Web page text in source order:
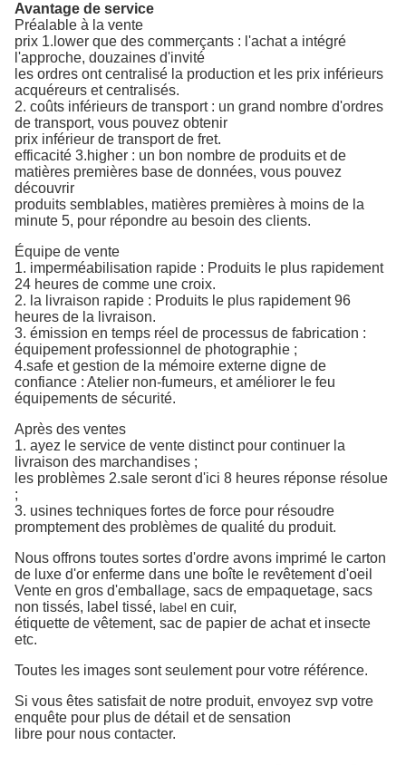
Avantage de service
Préalable à la vente
prix 1.lower que des commerçants : l'achat a intégré
l'approche, douzaines d'invité
les ordres ont centralisé la production et les prix inférieurs
acquéreurs et centralisés.
2. coûts inférieurs de transport : un grand nombre d'ordres
de transport, vous pouvez obtenir
prix inférieur de transport de fret.
efficacité 3.higher : un bon nombre de produits et de
matières premières base de données, vous pouvez
découvrir
produits semblables, matières premières à moins de la
minute 5, pour répondre au besoin des clients.
Équipe de vente
1. imperméabilisation rapide : Produits le plus rapidement
24 heures de comme une croix.
2. la livraison rapide : Produits le plus rapidement 96
heures de la livraison.
3. émission en temps réel de processus de fabrication :
équipement professionnel de photographie ;
4.safe et gestion de la mémoire externe digne de
confiance : Atelier non-fumeurs, et améliorer le feu
équipements de sécurité.
Après des ventes
1. ayez le service de vente distinct pour continuer la
livraison des marchandises ;
les problèmes 2.sale seront d'ici 8 heures réponse résolue
;
3. usines techniques fortes de force pour résoudre
promptement des problèmes de qualité du produit.
Nous offrons toutes sortes d'ordre avons imprimé le carton
de luxe d'or enferme dans une boîte le revêtement d'oeil
Vente en gros d'emballage, sacs de empaquetage, sacs
non tissés, label tissé, label en cuir,
étiquette de vêtement, sac de papier de achatet insecte
etc.
Toutes les images sont seulement pour votre référence.
Si vous êtes satisfait de notre produit, envoyez svp votre
enquête pour plus de détail et de sensation
libre pour nous contacter.